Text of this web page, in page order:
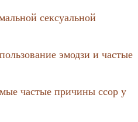
сексуальной
эмодзи и частые
частые причины ссор у